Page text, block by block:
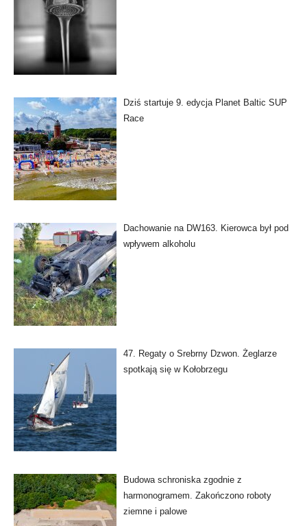
Dziś startuje 9. edycja Planet Baltic SUP
Race
Dachowanie na DW163. Kierowca był pod
wpływem alkoholu
47. Regaty o Srebrny Dzwon. Żeglarze
spotkają się w Kołobrzegu
Budowa schroniska zgodnie z
harmonogramem. Zakończono roboty
ziemne i palowe